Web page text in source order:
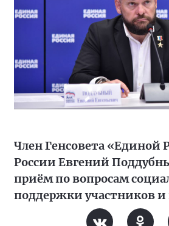
Член Генсовета «Единой
России Евгений
приём по вопросам
поддержки участников и